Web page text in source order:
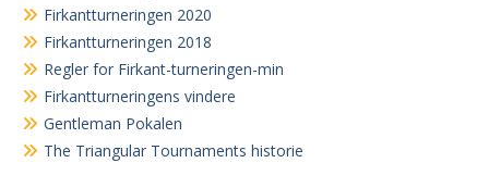
Firkantturneringen 2020
Firkantturneringen 2018
Regler for Firkant-turneringen-min
Firkantturneringens vindere
Gentleman Pokalen
The Triangular Tournaments historie